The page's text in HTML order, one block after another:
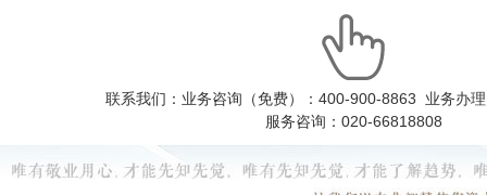
联系我们：业务咨询（免费）：400-900-8863 业务办
服务咨询：020-66818808